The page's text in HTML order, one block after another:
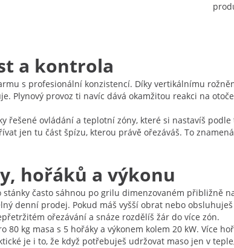
a kontrola
s profesionální konzistencí. Díky vertikálnímu
Plynový provoz ti navíc dává okamžitou reakci na
ovládání a teplotní zóny, které si nastavíš
jen tu část špízu, kterou právě ořezáváš. To
hořáků a výkonu
často sáhnou po grilu dimenzovaném přibližně
denní prodej. Pokud máš vyšší obrat nebo
ořezávání a snáze rozdělíš žár do více zón.
kg masa s 5 hořáky a výkonem kolem 20 kW. Více
je i to, že když potřebuješ udržovat maso jen v